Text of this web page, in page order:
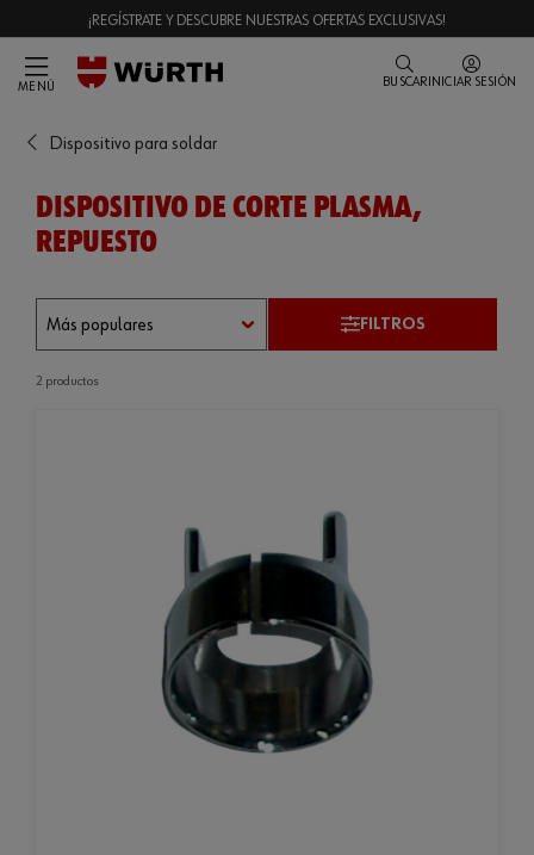
¡REGÍSTRATE Y DESCUBRE NUESTRAS OFERTAS EXCLUSIVAS!
MENÚ BUSCAR INICIAR SESIÓN
Dispositivo para soldar
DISPOSITIVO DE CORTE PLASMA,
REPUESTO
FILTROS
2 productos